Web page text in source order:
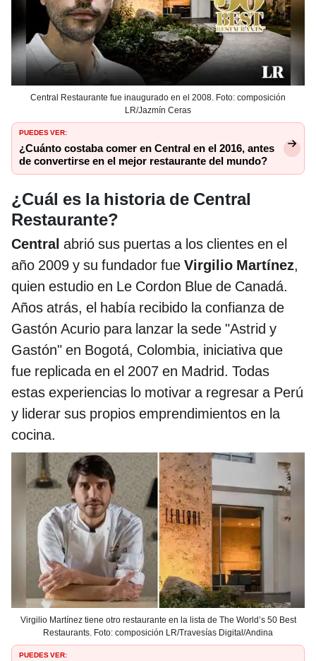
Central Restaurante fue inaugurado en el 2008. Foto: composición
LR/Jazmín Ceras
PUEDES VER:
¿Cuánto costaba comer en Central en el 2016, antes
de convertirse en el mejor restaurante del mundo?
¿Cuál es la historia de Central
Restaurante?
Central abrió sus puertas a los clientes en el
año 2009 y su fundador fue Virgilio Martínez,
quien estudio en Le Cordon Blue de Canadá.
Años atrás, el había recibido la confianza de
Gastón Acurio para lanzar la sede "Astrid y
Gastón" en Bogotá, Colombia, iniciativa que
fue replicada en el 2007 en Madrid. Todas
estas experiencias lo motivar a regresar a Perú
y liderar sus propios emprendimientos en la
cocina.
Virgilio Martínez tiene otro restaurante en la lista de The World’s 50 Best
Restaurants. Foto: composición LR/Travesías Digital/Andina
PUEDES VER: